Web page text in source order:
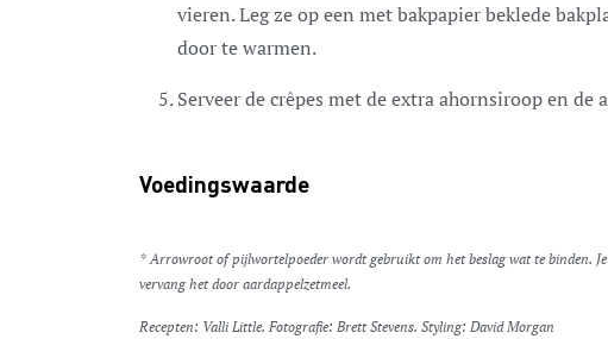
vieren. Leg ze op een met bakpapier beklede
door te warmen.
Serveer de crêpes met de extra ahornsiroop en de
Voedingswaarde
* Arrowroot of pijlwortelpoeder wordt gebruikt om het beslag wat te binden.
vervang het door aardappelzetmeel.
Recepten: Valli Little. Fotografie: Brett Stevens. Styling: David Morgan